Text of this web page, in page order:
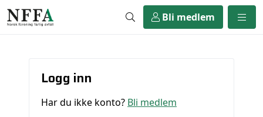
Bli medlem
Logg inn
Har du ikke konto? Bli medlem